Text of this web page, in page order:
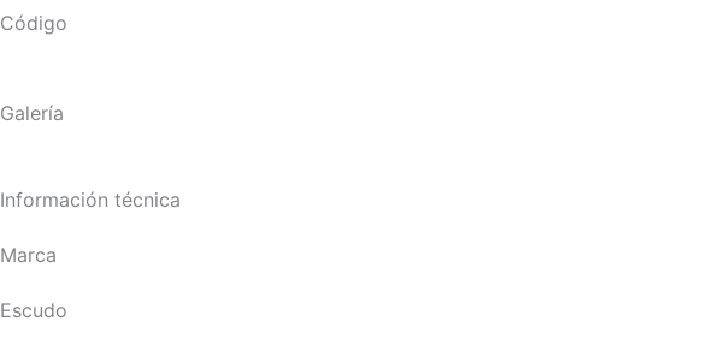
Código
Galería
Información técnica
Marca
Escudo